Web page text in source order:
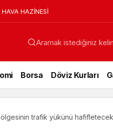
HAZİNESİ
Aramak istediğiniz
Borsa Döviz Kurları
trafik yükünü hafifletecek